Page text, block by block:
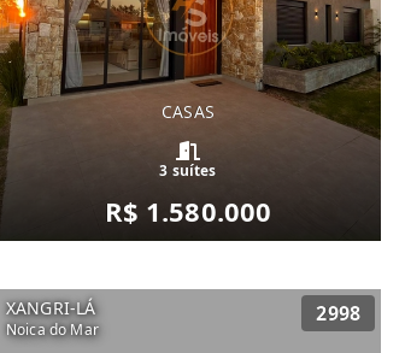
CASAS
3 suítes
R$ 1.580.000
XANGRI-LÁ
Noica do Mar
2998